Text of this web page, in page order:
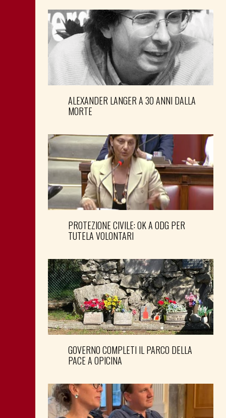
ALEXANDER LANGER A 30 ANNI DALLA
MORTE
PROTEZIONE CIVILE: OK A ODG PER
TUTELA VOLONTARI
GOVERNO COMPLETI IL PARCO DELLA
PACE A OPICINA